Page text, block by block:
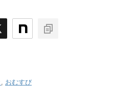
おむすび